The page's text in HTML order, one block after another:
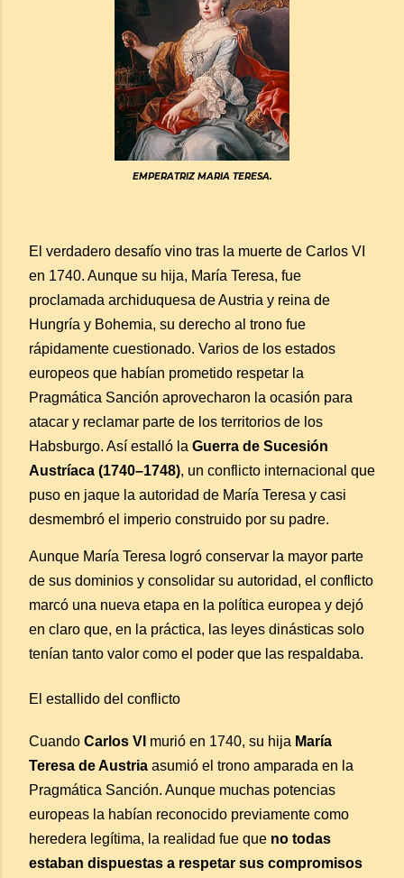
EMPERATRIZ MARIA TERESA.
El verdadero desafío vino tras la muerte de Carlos VI
en 1740. Aunque su hija, María Teresa, fue
proclamada archiduquesa de Austria y reina de
Hungría y Bohemia, su derecho al trono fue
rápidamente cuestionado. Varios de los estados
europeos que habían prometido respetar la
Pragmática Sanción aprovecharon la ocasión para
atacar y reclamar parte de los territorios de los
Habsburgo. Así estalló la Guerra de Sucesión
Austríaca (1740–1748), un conflicto internacional que
puso en jaque la autoridad de María Teresa y casi
desmembró el imperio construido por su padre.
Aunque María Teresa logró conservar la mayor parte
de sus dominios y consolidar su autoridad, el conflicto
marcó una nueva etapa en la política europea y dejó
en claro que, en la práctica, las leyes dinásticas solo
tenían tanto valor como el poder que las respaldaba.
El estallido del conflicto
Cuando Carlos VI murió en 1740, su hija María
Teresa de Austria asumió el trono amparada en la
Pragmática Sanción. Aunque muchas potencias
europeas la habían reconocido previamente como
heredera legítima, la realidad fue que no todas
estaban dispuestas a respetar sus compromisos